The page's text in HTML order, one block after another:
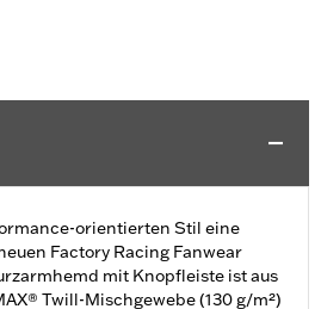
orientierten Stil eine
Factory Racing Fanwear
mit Knopfleiste ist aus
Twill-Mischgewebe (130 g/m²)